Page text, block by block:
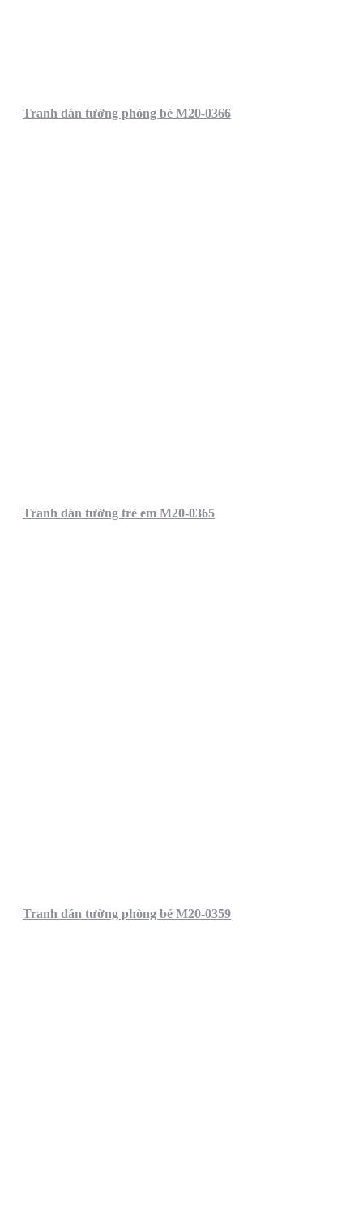
Tranh dán tường phòng bé M20-0366
Tranh dán tường trẻ em M20-0365
Tranh dán tường phòng bé M20-0359